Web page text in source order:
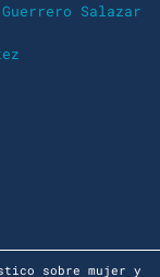
Guerrero Salazar
sobre mujer y